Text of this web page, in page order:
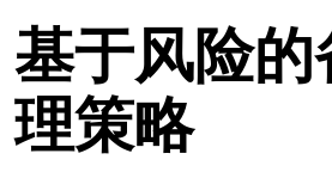
基于风险的
理策略